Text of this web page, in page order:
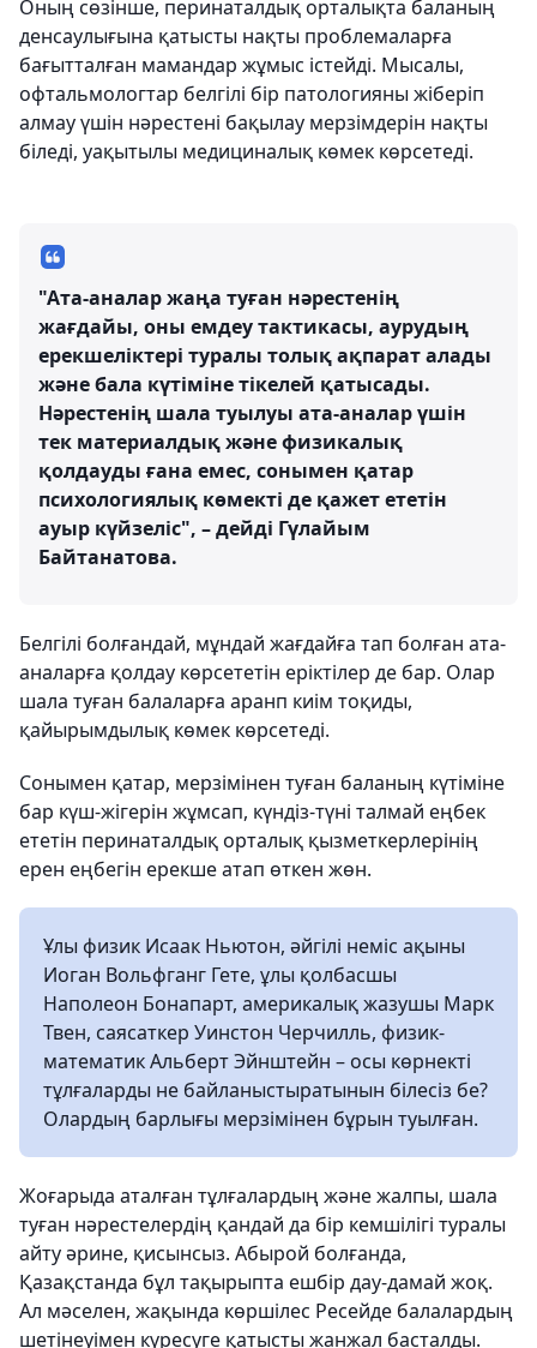
Оның сөзінше, перинаталдық орталықта баланың
денсаулығына қатысты нақты проблемаларға
бағытталған мамандар жұмыс істейді. Мысалы,
офтальмологтар белгілі бір патологияны жіберіп
алмау үшін нәрестені бақылау мерзімдерін нақты
біледі, уақытылы медициналық көмек көрсетеді.
"Ата-аналар жаңа туған нәрестенің
жағдайы, оны емдеу тактикасы, аурудың
ерекшеліктері туралы толық ақпарат алады
және бала күтіміне тікелей қатысады.
Нәрестенің шала туылуы ата-аналар үшін
тек материалдық және физикалық
қолдауды ғана емес, сонымен қатар
психологиялық көмекті де қажет ететін
ауыр күйзеліс", – дейді Гүлайым
Байтанатова.
Белгілі болғандай, мұндай жағдайға тап болған ата-
аналарға қолдау көрсететін еріктілер де бар. Олар
шала туған балаларға аранп киім тоқиды,
қайырымдылық көмек көрсетеді.
Сонымен қатар, мерзімінен туған баланың күтіміне
бар күш-жігерін жұмсап, күндіз-түні талмай еңбек
ететін перинаталдық орталық қызметкерлерінің
ерен еңбегін ерекше атап өткен жөн.
Ұлы физик Исаак Ньютон, әйгілі неміс ақыны
Иоган Вольфганг Гете, ұлы қолбасшы
Наполеон Бонапарт, америкалық жазушы Марк
Твен, саясаткер Уинстон Черчилль, физик-
математик Альберт Эйнштейн – осы көрнекті
тұлғаларды не байланыстыратынын білесіз бе?
Олардың барлығы мерзімінен бұрын туылған.
Жоғарыда аталған тұлғалардың және жалпы, шала
туған нәрестелердің қандай да бір кемшілігі туралы
айту әрине, қисынсыз. Абырой болғанда,
Қазақстанда бұл тақырыпта ешбір дау-дамай жоқ.
Ал мәселен, жақында көршілес Ресейде балалардың
шетінеуімен күресуге қатысты жанжал басталды.